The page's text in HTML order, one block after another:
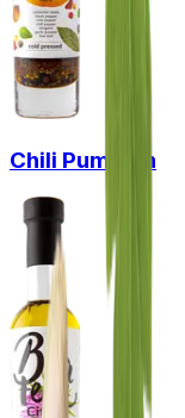
Chili Pumpkin